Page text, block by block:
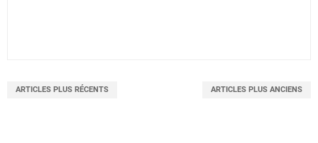
ARTICLES PLUS RÉCENTS ARTICLES PLUS ANCIENS